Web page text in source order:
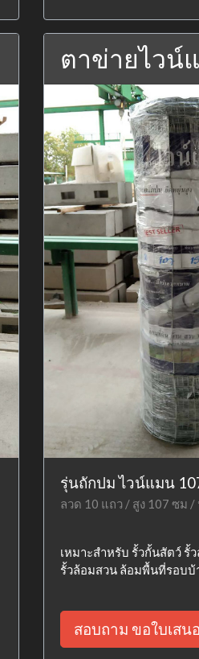
ตาข่ายไวน์
รุ่นถักปม ไวน์แมน
ลวด 10 แถว / สูง 107 ซม /
เหมาะสำหรับ รั้วกั้นสัตว์ รั้
รั้วล้อมสวน ล้อมพื้นที่รอบบ้
สอบถาม ขอใบเสน